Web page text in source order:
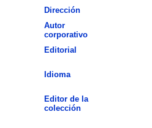
Dirección
Autor
corporativo
Editorial
Idioma
Editor de la
colección